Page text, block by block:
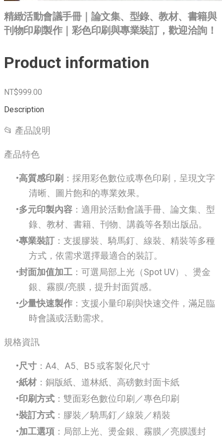
精緻活動會議手冊｜論文集、型錄、教材、書籍與
刊物印刷製作｜彩色印刷與專業裝訂，歡迎洽詢！
Product information
NT$999.00
Description
📂 產品說明
產品特色
高質感印刷 ：採用彩色數位或專色印刷，呈現文字
清晰、圖片飽和的專業效果。
多元印製內容 ：適用於活動會議手冊、論文集、型
錄、教材、書籍、刊物、講義等各類出版品。
專業裝訂：支援膠裝、騎馬釘、線裝、精裝等多種
方式，依需求選擇最適合的裝訂。
封面加值加工 ：可選局部上光（Spot UV）、燙金
銀、霧膜/亮膜，提升封面質感。
少量快速製作 ：支援小量印刷與快速交件，滿足臨
時會議或活動需求。
規格資訊
尺寸 ：A4、A5、B5 或客製化尺寸
紙材 ：銅版紙、道林紙、高磅數封面卡紙
印刷方式 ：雙面彩色數位印刷／專色印刷
裝訂方式 ：膠裝／騎馬釘／線裝／精裝
加工選項 ：局部上光、燙金銀、霧膜／亮膜護封